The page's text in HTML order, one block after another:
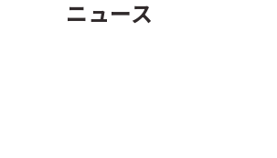
ニュース